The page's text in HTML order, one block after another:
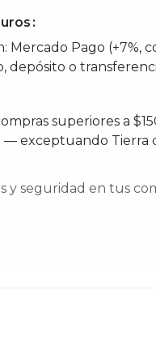
Mercado Pago (+7%,
depósito o
superiores a
— exceptuando Tierra
y seguridad en tus